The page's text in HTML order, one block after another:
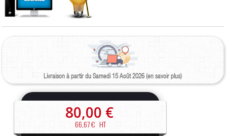
Livraison à partir du Samedi 15 Août 2026 (en savoir plus)
80,00 €
66,67 €HT